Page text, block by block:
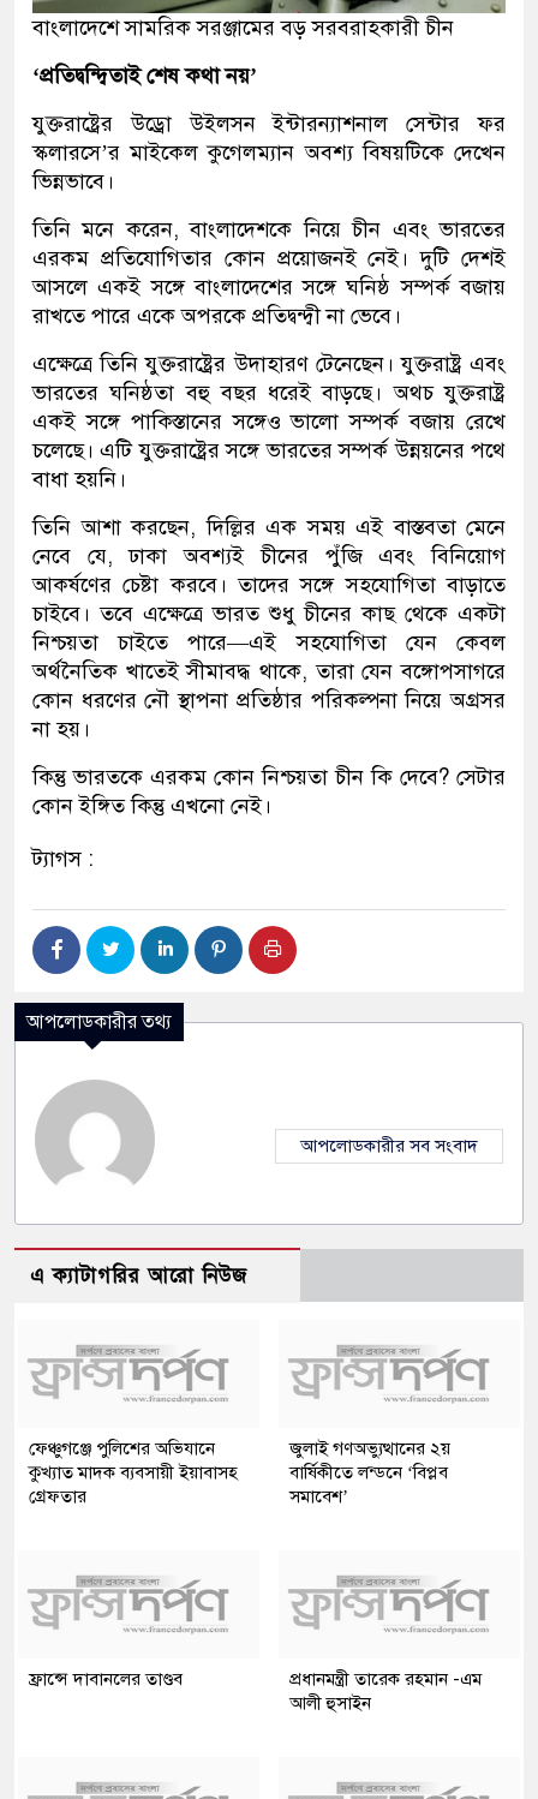
বাংলাদেশে সামরিক সরঞ্জামের বড় সরবরাহকারী চীন
‘প্রতিদ্বন্দ্বিতাই শেষ কথা নয়’
যুক্তরাষ্ট্রের উড্রো উইলসন ইন্টারন্যাশনাল সেন্টার ফর
স্কলারসে’র মাইকেল কুগেলম্যান অবশ্য বিষয়টিকে দেখেন
ভিন্নভাবে।
তিনি মনে করেন, বাংলাদেশকে নিয়ে চীন এবং ভারতের
এরকম প্রতিযোগিতার কোন প্রয়োজনই নেই। দুটি দেশই
আসলে একই সঙ্গে বাংলাদেশের সঙ্গে ঘনিষ্ঠ সম্পর্ক বজায়
রাখতে পারে একে অপরকে প্রতিদ্বন্দ্বী না ভেবে।
এক্ষেত্রে তিনি যুক্তরাষ্ট্রের উদাহারণ টেনেছেন। যুক্তরাষ্ট্র এবং
ভারতের ঘনিষ্ঠতা বহু বছর ধরেই বাড়ছে। অথচ যুক্তরাষ্ট্র
একই সঙ্গে পাকিস্তানের সঙ্গেও ভালো সম্পর্ক বজায় রেখে
চলেছে। এটি যুক্তরাষ্ট্রের সঙ্গে ভারতের সম্পর্ক উন্নয়নের পথে
বাধা হয়নি।
তিনি আশা করছেন, দিল্লির এক সময় এই বাস্তবতা মেনে
নেবে যে, ঢাকা অবশ্যই চীনের পুঁজি এবং বিনিয়োগ
আকর্ষণের চেষ্টা করবে। তাদের সঙ্গে সহযোগিতা বাড়াতে
চাইবে। তবে এক্ষেত্রে ভারত শুধু চীনের কাছ থেকে একটা
নিশ্চয়তা চাইতে পারে—এই সহযোগিতা যেন কেবল
অর্থনৈতিক খাতেই সীমাবদ্ধ থাকে, তারা যেন বঙ্গোপসাগরে
কোন ধরণের নৌ স্থাপনা প্রতিষ্ঠার পরিকল্পনা নিয়ে অগ্রসর
না হয়।
কিন্তু ভারতকে এরকম কোন নিশ্চয়তা চীন কি দেবে? সেটার
কোন ইঙ্গিত কিন্তু এখনো নেই।
ট্যাগস :
আপলোডকারীর তথ্য
আপলোডকারীর সব সংবাদ
এ ক্যাটাগরির আরো নিউজ
ফেঞ্চুগঞ্জে পুলিশের অভিযানে
কুখ্যাত মাদক ব্যবসায়ী ইয়াবাসহ
গ্রেফতার
জুলাই গণঅভ্যুত্থানের ২য়
বার্ষিকীতে লন্ডনে ‘বিপ্লব
সমাবেশ’
ফ্রান্সে দাবানলের তাণ্ডব
প্রধানমন্ত্রী তারেক রহমান -এম
আলী হুসাইন